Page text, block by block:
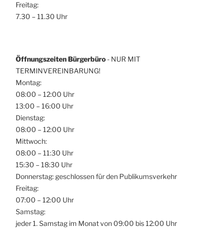
Freitag:
7.30 – 11.30 Uhr
Öffnungszeiten Bürgerbüro - NUR MIT
TERMINVEREINBARUNG!
Montag:
08:00 – 12:00 Uhr
13:00 – 16:00 Uhr
Dienstag:
08:00 – 12:00 Uhr
Mittwoch:
08:00 – 11:30 Uhr
15:30 – 18:30 Uhr
Donnerstag: geschlossen für den Publikumsverkehr
Freitag:
07:00 – 12:00 Uhr
Samstag:
jeder 1. Samstag im Monat von 09:00 bis 12:00 Uhr